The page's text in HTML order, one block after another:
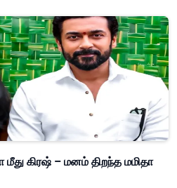
மீது கிரஷ் – மனம் திறந்த மமிதா